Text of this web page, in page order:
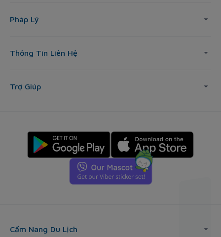
Pháp Lý
Thông Tin Liên Hệ
Trợ Giúp
Cẩm Nang Du Lịch